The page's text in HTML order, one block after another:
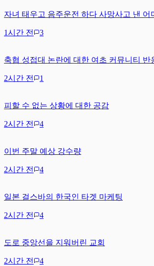
자녀 태우고 음주운전 하다 사망사고 낸 어
1시간 전 3
축협 성접대 논란에 대한 여초 커뮤니티 반
2시간 전 1
피할 수 없는 상황에 대한 공감
2시간 전 4
이번 주말 예상 강수량
2시간 전 4
일본 걸스바의 한국인 타겟 마케팅
2시간 전 4
도로 중앙선을 지워버린 교회
2시간 전 4